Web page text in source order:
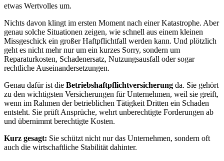
etwas Wertvolles um.
Nichts davon klingt im ersten Moment nach einer Katastrophe. Aber
genau solche Situationen zeigen, wie schnell aus einem kleinen
Missgeschick ein großer Haftpflichtfall werden kann. Und plötzlich
geht es nicht mehr nur um ein kurzes Sorry, sondern um
Reparaturkosten, Schadenersatz, Nutzungsausfall oder sogar
rechtliche Auseinandersetzungen.
Genau dafür ist die Betriebshaftpflichtversicherung da. Sie gehört
zu den wichtigsten Versicherungen für Unternehmen, weil sie greift,
wenn im Rahmen der betrieblichen Tätigkeit Dritten ein Schaden
entsteht. Sie prüft Ansprüche, wehrt unberechtigte Forderungen ab
und übernimmt berechtigte Kosten.
Kurz gesagt: Sie schützt nicht nur das Unternehmen, sondern oft
auch die wirtschaftliche Stabilität dahinter.